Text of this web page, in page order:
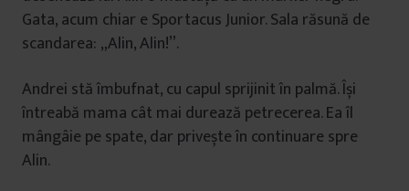
Gata, acum chiar e Sportacus Junior. Sala răsună de
scandarea: „Alin, Alin!”.
Andrei stă îmbufnat, cu capul sprijinit în palmă. Își
întreabă mama cât mai durează petrecerea. Ea îl
mângâie pe spate, dar privește în continuare spre
Alin.